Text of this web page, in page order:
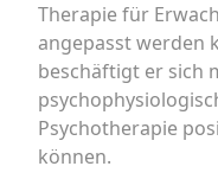
Therapie für
angepasst werden
beschäftigt er sich
Psychotherapie
können.